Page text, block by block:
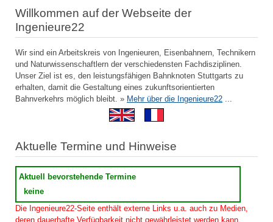
Willkommen auf der Webseite der
Ingenieure22
Wir sind ein Arbeitskreis von Ingenieuren, Eisenbahnern, Technikern
und Naturwissenschaftlern der verschiedensten Fachdisziplinen.
Unser Ziel ist es, den leistungsfähigen Bahnknoten Stuttgarts zu
erhalten, damit die Gestaltung eines zukunftsorientierten
Bahnverkehrs möglich bleibt. » Mehr über die Ingenieure22
Aktuelle Termine und Hinweise
Aktuell bevorstehende Termine
keine
Die Ingenieure22-Seite enthält externe Links u.a. auch zu Medien,
deren dauerhafte Verfügbarkeit nicht gewährleistet werden kann.